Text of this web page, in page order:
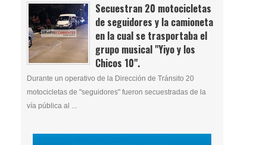
Secuestran 20 motocicletas
de seguidores y la camioneta
en la cual se trasportaba el
grupo musical "Yiyo y los
Chicos 10".
Durante un operativo de la Dirección de Tránsito 20
motocicletas de "seguidores" fueron secuestradas de la
vía pública al ...